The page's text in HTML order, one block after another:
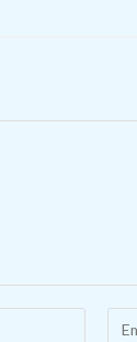
Enter